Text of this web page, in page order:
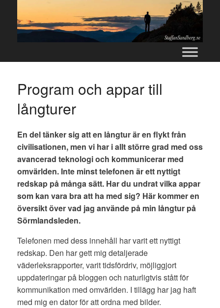
content
Program och appar till
långturer
En del tänker sig att en långtur är en flykt från
civilisationen, men vi har i allt större grad med oss
avancerad teknologi och kommunicerar med
omvärlden. Inte minst telefonen är ett nyttigt
redskap på många sätt. Har du undrat vilka appar
som kan vara bra att ha med sig? Här kommer en
översikt över vad jag använde på min långtur på
Sörmlandsleden.
Telefonen med dess innehåll har varit ett nyttigt
redskap. Den har gett mig detaljerade
väderleksrapporter, varit tidsfördriv, möjliggjort
uppdateringar på bloggen och naturligtvis stått för
kommunikation med omvärlden. I tillägg har jag haft
med mig en dator för att ordna med bilder.